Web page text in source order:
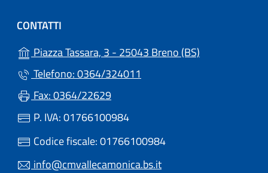
CONTATTI
Piazza Tassara, 3 - 25043 Breno (BS)
Telefono: 0364/324011
Fax: 0364/22629
P. IVA: 01766100984
Codice fiscale: 01766100984
info@cmvallecamonica.bs.it